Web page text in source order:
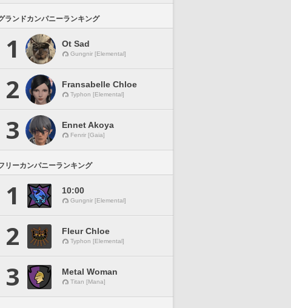
ランドカンパニーランキング
1 Ot Sad
Gungnir [Elemental]
2 Fransabelle Chloe
Typhon [Elemental]
3 Ennet Akoya
Fenrir [Gaia]
リーカンパニーランキング
1 10:00
Gungnir [Elemental]
2 Fleur Chloe
Typhon [Elemental]
3 Metal Woman
Titan [Mana]